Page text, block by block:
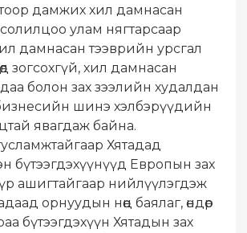
дамжих хил дамнасан
улам нягтарсаар
дамнасан тээврийн урсгал
зогсохгүй, хил дамнасан
болон зах зээлийн худалдан
шинэ хэлбэрүүдийн
явагдаж байна.
Хятадад
бүтээгдэхүүнүүд Европын зах
ашигтайгаар нийлүүлэгдэж
орнуудын нөөц баялаг, өндөр
бүтээгдэхүүн Хятадын зах